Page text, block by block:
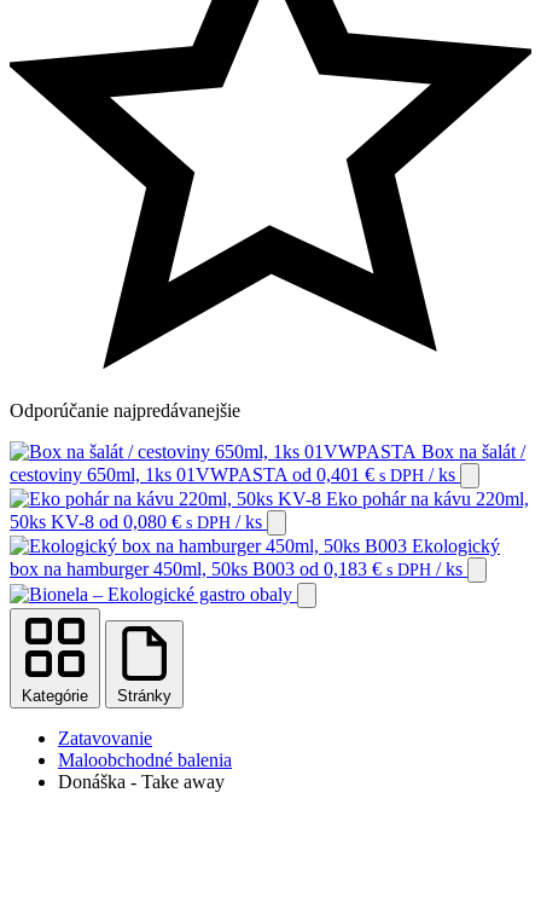
Odporúčanie najpredávanejšie
Box na šalát /
cestoviny 650ml, 1ks 01VWPASTA od 0,401 € s DPH / ks
Eko pohár na kávu 220ml,
50ks KV-8 od 0,080 € s DPH / ks
Ekologický
box na hamburger 450ml, 50ks B003 od 0,183 € s DPH / ks
Kategórie Stránky
Zatavovanie
Maloobchodné balenia
Donáška - Take away